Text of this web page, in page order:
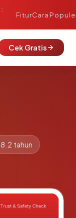
FiturCara
Cek Gratis
tahun